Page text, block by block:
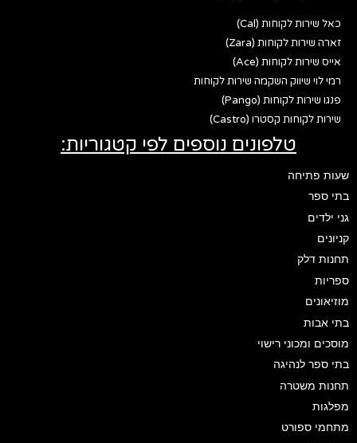
כאל שירות לקוחות (Cal)
זארה שירות לקוחות (Zara)
אייס שירות לקוחות (Ace)
רמי לוי שיווק השקמה שירות לקוחות
פנגו שירות לקוחות (Pango)
שירות לקוחות קסטרו (Castro)
טלפונים נוספים לפי קטגוריות:
שעות פתיחה
בתי ספר
גני ילדים
קניונים
תחנות דלק
ספריות
מוזיאונים
בתי אבות
מוסכים ומכוני רישוי
בתי ספר לנהיגה
תחנות משטרה
מפלגות
מתחמי ספורט